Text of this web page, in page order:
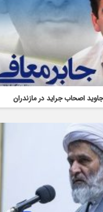
اصحاب جراید در مازندران